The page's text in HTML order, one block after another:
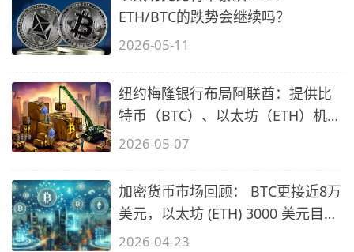
ETH/BTC的跌势会继续吗？
2026-05-11
纽约梅隆银行布局阿联酋：提供比
特币（BTC）、以太坊（ETH）机构
托管
2026-05-07
加密货币市场回顾： BTC更接近8万
美元，以太坊 (ETH) 3000 美元目标
价
2026-04-23